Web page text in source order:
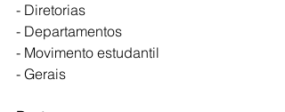
- Diretorias
- Departamentos
- Movimento estudantil
- Gerais